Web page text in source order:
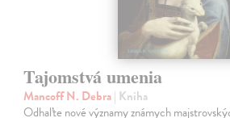
Tajomstvá umenia
Mancoff N. Debra| Kniha
Odhaľte nové významy známych